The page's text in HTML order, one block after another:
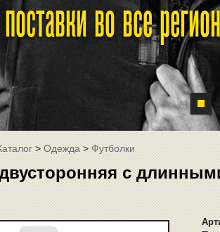
поставки во все
>Одежда>Футболки
с